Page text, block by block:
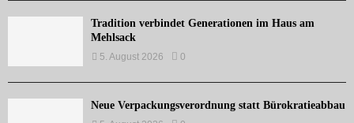
Tradition verbindet Generationen im Haus am
Mehlsack
5. August 2026 0
Neue Verpackungsverordnung statt Bürokratieabbau